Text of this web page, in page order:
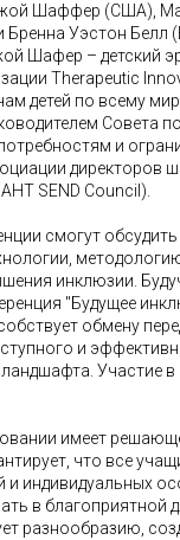
Шаффер (США),
Бренна Уэстон Белл
Шафер – детский
Therapeutic
детей по всему
Совета
и
директоров
SEND Council).
смогут
инклюзии.
"Будущее
обмену
и
Участие
имеет
что все
и индивидуальных
в благоприятной
разнообразию,